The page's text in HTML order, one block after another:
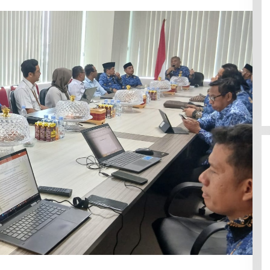
Polresta Mamuju Terapkan
Restorative Justice Kasus
Intimidasi Juru Parkir Jalan Emmy
Saelan